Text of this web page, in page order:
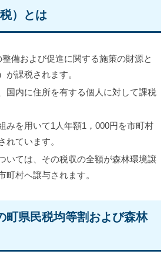
）とは
備および促進に関する施策の財源と
が課税されます。
国内に住所を有する個人に対して課税
みを用いて1人年額1，000円を市町村
れています。
いては、その税収の全額が森林環境譲
町村へ譲与されます。
町県民税均等割および森林